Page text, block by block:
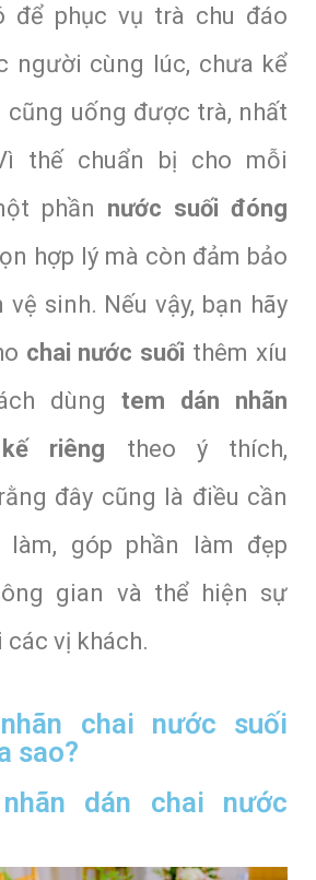
để phục vụ trà chu đáo
người cùng lúc, chưa kể
cũng uống được trà, nhất
thế chuẩn bị cho mỗi
phần nước suối đóng
hợp lý mà còn đảm bảo
sinh. Nếu vậy, bạn hãy
chai nước suối thêm xíu
dùngtem dán nhãn
riêng theo ý thích,
đây cũng là điều cần
góp phần làm đẹp
gian và thể hiện sự
vị khách.
chai nước suối
sao?
dán chai nước